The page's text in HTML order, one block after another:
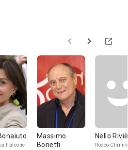
Falcone
Massimo
Bonetti
Nello Riviè
Rocco